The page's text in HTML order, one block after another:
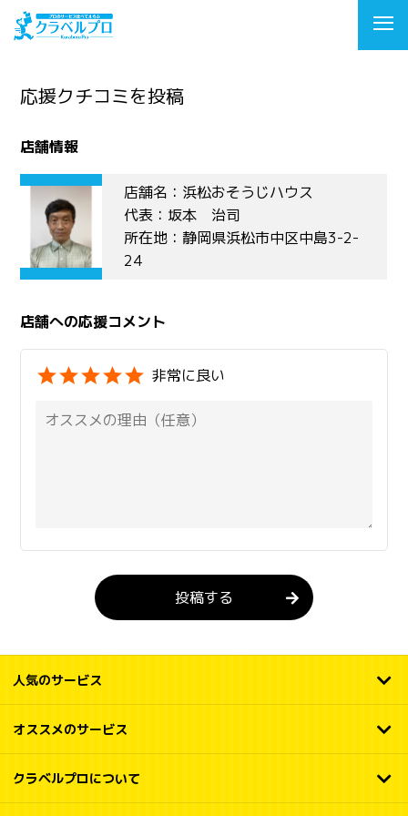
応援クチコミを投稿
店舗情報
店舗名：浜松おそうじハウス
代表：坂本 治司
所在地：静岡県浜松市中区中島3-2-
24
店舗への応援コメント
非常に良い
投稿する
人気のサービス
オススメのサービス
クラベルプロについて